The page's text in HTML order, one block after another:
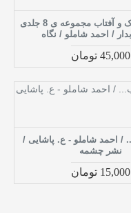
ترانه های اشک و آفتاب مجموعه ی 8 جلدی
/ احمد شاملو / نگاه
45,000 تومان
/ احمد شاملو - ع. پاشایی /
نشر چشمه
15,000 تومان